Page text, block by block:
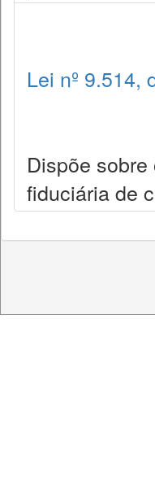
Lei nº 9.514,
Dispõe
fiduciária de